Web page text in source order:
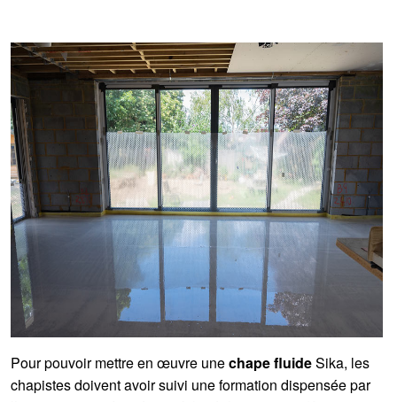
Pour pouvoir mettre en œuvre unechape fluideSika, les
chapistes doivent avoir suivi une formation dispensée par